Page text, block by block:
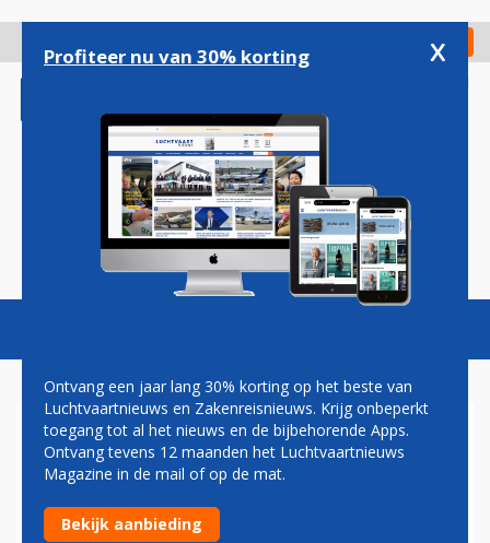
gaan
Check in
Magazine Podcasts Vacatures
AIRASIA WIJZIGT BESTAANDE
ORDER EN KRIJGT MEER
A321NEO'S
Profiteer nu van 30% korting x
Ontvang een jaar lang 30% korting op het beste van
Luchtvaartnieuws en Zakenreisnieuws. Krijg onbeperkt
toegang tot al het nieuws en de bijbehorende Apps.
Ontvang tevens 12 maanden het Luchtvaartnieuws
Magazine in de mail of op de mat.
Bekijk aanbieding